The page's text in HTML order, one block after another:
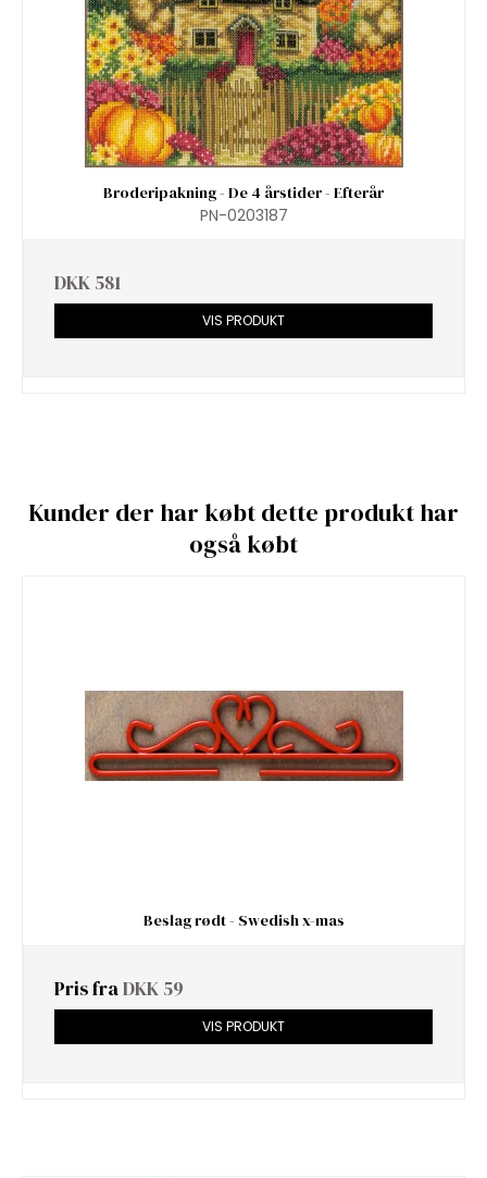
Broderipakning - De 4 årstider - Efterår
PN-0203187
DKK 581
VIS PRODUKT
Kunder der har købt dette produkt har
også købt
Beslag rødt - Swedish x-mas
Pris fraDKK 59
VIS PRODUKT